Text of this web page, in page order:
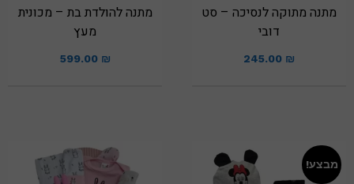
מתנה מתוקה לנסיכה – סט
דובי
245.00 ₪
מתנה להולדת בת – מכונית
מעץ
599.00 ₪
מבצע!